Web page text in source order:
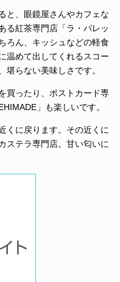
と、眼鏡屋さんやカフェな
る紅茶専門店「ラ・パレッ
ろん、キッシュなどの軽食
温めて出してくれるスコー
堪らない美味しさです。
買ったり、ポストカード専
」も楽しいです。
くに戻ります。その近くに
ステラ専門店。甘い匂いに